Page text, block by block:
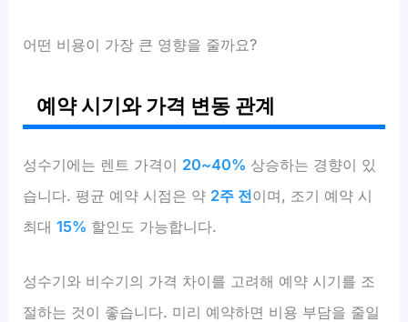
어떤 비용이 가장 큰 영향을 줄까요?
예약 시기와 가격 변동 관계
성수기에는 렌트 가격이 20~40% 상승하는 경향이 있
습니다. 평균 예약 시점은 약 2주 전이며, 조기 예약 시
최대15% 할인도 가능합니다.
성수기와 비수기의 가격 차이를 고려해 예약 시기를 조
절하는 것이 좋습니다. 미리 예약하면 비용 부담을 줄일